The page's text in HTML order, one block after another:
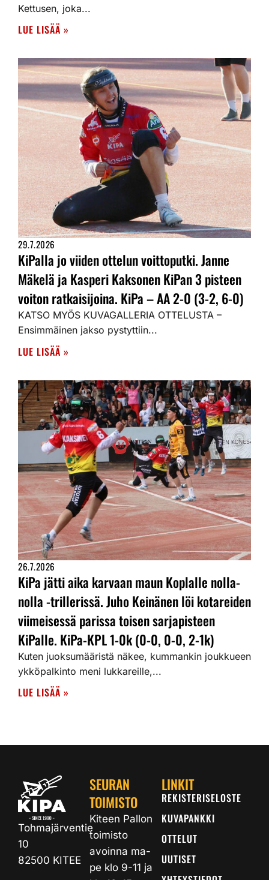
Kettusen, joka...
LUE LISÄÄ »
29.7.2026
KiPalla jo viiden ottelun voittoputki. Janne
Mäkelä ja Kasperi Kaksonen KiPan 3 pisteen
voiton ratkaisijoina. KiPa – AA 2-0 (3-2, 6-0)
KATSO MYÖS KUVAGALLERIA OTTELUSTA –
Ensimmäinen jakso pystyttiin...
LUE LISÄÄ »
26.7.2026
KiPa jätti aika karvaan maun Koplalle nolla-
nolla -trillerissä. Juho Keinänen löi kotareiden
viimeisessä parissa toisen sarjapisteen
KiPalle. KiPa-KPL 1-0k (0-0, 0-0, 2-1k)
Kuten juoksumääristä näkee, kummankin joukkueen
ykköpalkinto meni lukkareille,...
LUE LISÄÄ »
Tohmajärventie
10
82500 KITEE
SEURAN
TOIMISTO
Kiteen Pallon
toimisto
avoinna ma-
pe klo 9-11 ja
LINKIT
REKISTERISELOSTE
KUVAPANKKI
OTTELUT
UUTISET